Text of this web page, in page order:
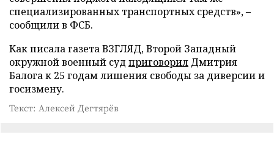
специализированных транспортных средств», –
сообщили в ФСБ.
Как писала газета ВЗГЛЯД, Второй Западный
окружной военный суд приговорил Дмитрия
Балога к 25 годам лишения свободы за диверсии и
госизмену.
Текст: Алексей Дегтярёв